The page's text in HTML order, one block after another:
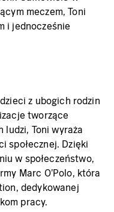
meczem, Toni
i jednocześnie
z ubogich rodzin
tworzące
ludzi, Toni wyraża
społecznej. Dzięki
w społeczeństwo,
Marc O’Polo, która
dedykowanej
pracy.